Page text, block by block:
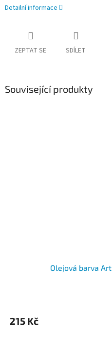
Detailní informace
ZEPTAT SE SDÍLET
Související produkty
Olejová barva
215 Kč